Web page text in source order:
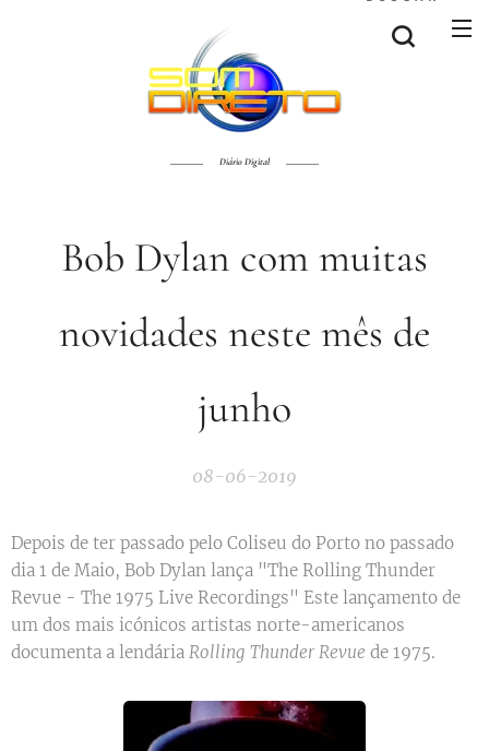
Diário Digital
Bob Dylan com muitas
novidades neste mês de
junho
08-06-2019
Depois de ter passado pelo Coliseu do Porto no passado
dia 1 de Maio, Bob Dylan lança "The Rolling Thunder
Revue - The 1975 Live Recordings" Este lançamento de
um dos mais icónicos artistas norte-americanos
documenta a lendária Rolling Thunder Revue de 1975.